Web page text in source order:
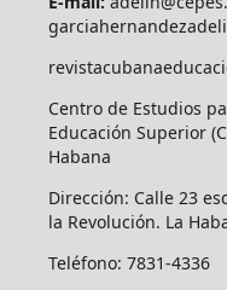
Centro de Estudios
Educación Superior
Habana
Dirección: Calle 23
la Revolución. La
Teléfono: 7831-4336